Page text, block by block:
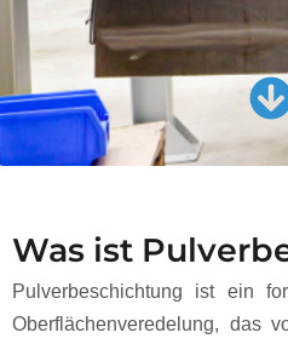
Was ist
Pulverbeschichtung ist ein
Oberflächenveredelung, das